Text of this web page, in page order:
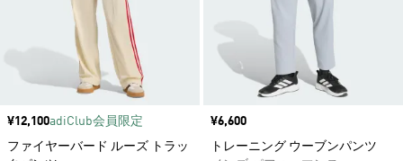
価格
¥12,100adiClub会員限定
ファイヤーバード ルーズ トラッ
価格
¥6,600
トレーニング ウーブンパンツ